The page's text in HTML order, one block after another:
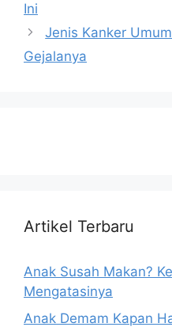
Ini
Jenis Kanker
Gejalanya
Artikel Terbaru
Anak Susah Makan?
Mengatasinya
Anak Demam Kapan